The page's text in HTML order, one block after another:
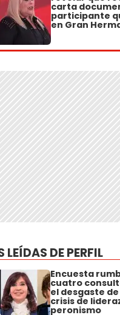
carta
participante
en Gran
LEÍDAS DE PERFIL
Encuesta
cuatro
el desgaste de
crisis de
peronismo